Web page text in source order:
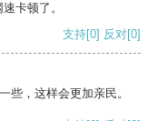
卡顿了。
支持[0] 反对[0]
些，这样会更加亲民。